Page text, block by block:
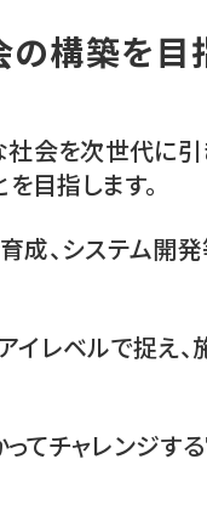
構築を目
社会を次世代に
目指します。
成、システム開
レベルで捉え、
チャレンジする